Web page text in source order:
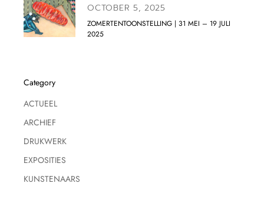
OCTOBER 5, 2025
ZOMERTENTOONSTELLING | 31 MEI – 19 JULI
2025
Category
ACTUEEL
ARCHIEF
DRUKWERK
EXPOSITIES
KUNSTENAARS